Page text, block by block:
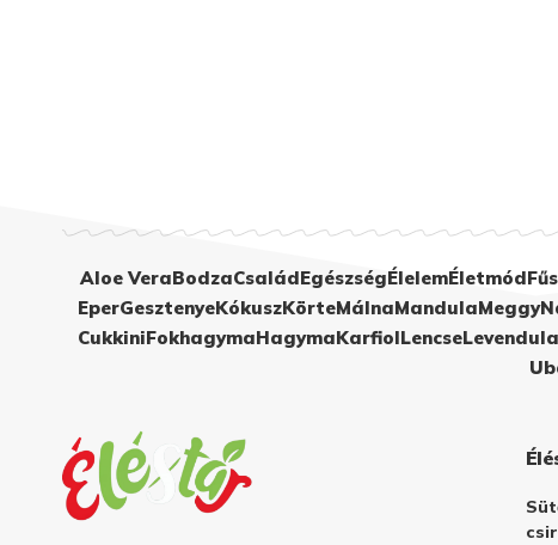
Aloe VeraBodzaCsaládEgészségÉlelemÉletmód
EperGesztenyeKókuszKörteMálnaMandulaMeggy
CukkiniFokhagymaHagymaKarfiolLencseLevendula